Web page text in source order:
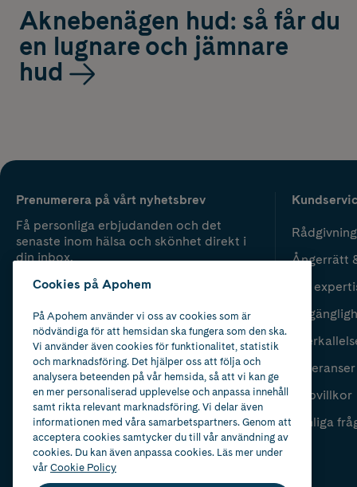
Aknebenägen hud: så får du
en lugnare och jämnare
hud
Prenumerera på vårt nyhetsbrev
Få personliga erbjudanden och det
senaste inom hälsa och skönhet direkt i
din inbox.
Ångerrätt
Vår
Leveranser
Köpvillkor
Vanliga
Cookies på Apohem
På Apohem använder vi oss av cookies som är
nödvändiga för att hemsidan ska fungera som den ska.
Vi använder även cookies för funktionalitet, statistik
och marknadsföring. Det hjälper oss att följa och
analysera beteenden på vår hemsida, så att vi kan ge
en mer personaliserad upplevelse och anpassa innehåll
samt rikta relevant marknadsföring. Vi delar även
informationen med våra samarbetspartners. Genom att
acceptera cookies samtycker du till vår användning av
cookies. Du kan även anpassa cookies. Läs mer under
vårCookie Policy